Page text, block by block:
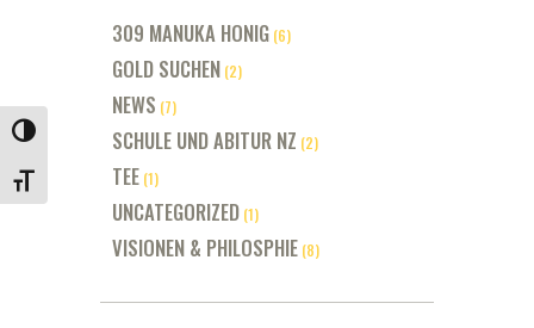
UMSCHALTEN AUF HOHE KONTRASTE
SCHRIFT VERGRÖSSERN
309 MANUKA HONIG (6)
GOLD SUCHEN (2)
NEWS (7)
SCHULE UND ABITUR NZ (2)
TEE (1)
UNCATEGORIZED (1)
VISIONEN & PHILOSPHIE (8)